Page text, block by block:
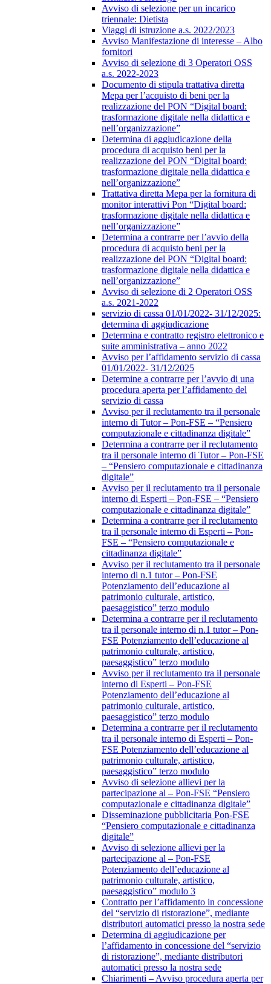
Avviso di selezione per un incarico
triennale: Dietista
Viaggi di istruzione a.s. 2022/2023
Avviso Manifestazione di interesse – Albo
fornitori
Avviso di selezione di 3 Operatori OSS
a.s. 2022-2023
Documento di stipula trattativa diretta
Mepa per l’acquisto di beni per la
realizzazione del PON “Digital board:
trasformazione digitale nella didattica e
nell’organizzazione”
Determina di aggiudicazione della
procedura di acquisto beni per la
realizzazione del PON “Digital board:
trasformazione digitale nella didattica e
nell’organizzazione”
Trattativa diretta Mepa per la fornitura di
monitor interattivi Pon “Digital board:
trasformazione digitale nella didattica e
nell’organizzazione”
Determina a contrarre per l’avvio della
procedura di acquisto beni per la
realizzazione del PON “Digital board:
trasformazione digitale nella didattica e
nell’organizzazione”
Avviso di selezione di 2 Operatori OSS
a.s. 2021-2022
servizio di cassa 01/01/2022- 31/12/2025:
determina di aggiudicazione
Determina e contratto registro elettronico e
suite amministrativa – anno 2022
Avviso per l’affidamento servizio di cassa
01/01/2022- 31/12/2025
Determine a contrarre per l’avvio di una
procedura aperta per l’affidamento del
servizio di cassa
Avviso per il reclutamento tra il personale
interno di Tutor – Pon-FSE – “Pensiero
computazionale e cittadinanza digitale”
Determina a contrarre per il reclutamento
tra il personale interno di Tutor – Pon-FSE
– “Pensiero computazionale e cittadinanza
digitale”
Avviso per il reclutamento tra il personale
interno di Esperti – Pon-FSE – “Pensiero
computazionale e cittadinanza digitale”
Determina a contrarre per il reclutamento
tra il personale interno di Esperti – Pon-
FSE – “Pensiero computazionale e
cittadinanza digitale”
Avviso per il reclutamento tra il personale
interno di n.1 tutor – Pon-FSE
Potenziamento dell’educazione al
patrimonio culturale, artistico,
paesaggistico” terzo modulo
Determina a contrarre per il reclutamento
tra il personale interno di n.1 tutor – Pon-
FSE Potenziamento dell’educazione al
patrimonio culturale, artistico,
paesaggistico” terzo modulo
Avviso per il reclutamento tra il personale
interno di Esperti – Pon-FSE
Potenziamento dell’educazione al
patrimonio culturale, artistico,
paesaggistico” terzo modulo
Determina a contrarre per il reclutamento
tra il personale interno di Esperti – Pon-
FSE Potenziamento dell’educazione al
patrimonio culturale, artistico,
paesaggistico” terzo modulo
Avviso di selezione allievi per la
partecipazione al – Pon-FSE “Pensiero
computazionale e cittadinanza digitale”
Disseminazione pubblicitaria Pon-FSE
“Pensiero computazionale e cittadinanza
digitale”
Avviso di selezione allievi per la
partecipazione al – Pon-FSE
Potenziamento dell’educazione al
patrimonio culturale, artistico,
paesaggistico” modulo 3
Contratto per l’affidamento in concessione
del “servizio di ristorazione”, mediante
distributori automatici presso la nostra sede
Determina di aggiudicazione per
l’affidamento in concessione del “servizio
di ristorazione”, mediante distributori
automatici presso la nostra sede
Chiarimenti – Avviso procedura aperta per